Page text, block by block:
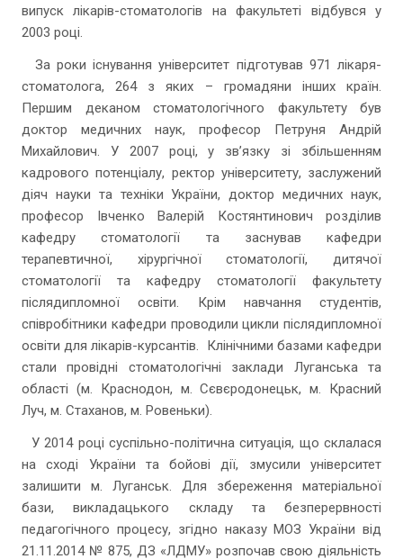
випуск лікарів-стоматологів на факультеті відбувся у
2003 році.
За роки існування університет підготував 971 лікаря-
стоматолога, 264 з яких – громадяни інших країн.
Першим деканом стоматологічного факультету був
доктор медичних наук, професор Петруня Андрій
Михайлович. У 2007 році, у зв’язку зі збільшенням
кадрового потенціалу, ректор університету, заслужений
діяч науки та техніки України, доктор медичних наук,
професор Івченко Валерій Костянтинович розділив
кафедру стоматології та заснував кафедри
терапевтичної, хірургічної стоматології, дитячої
стоматології та кафедру стоматології факультету
післядипломної освіти. Крім навчання студентів,
співробітники кафедри проводили цикли післядипломної
освіти для лікарів-курсантів. Клінічними базами кафедри
стали провідні стоматологічні заклади Луганська та
області (м. Краснодон, м. Сєвєродонецьк, м. Красний
Луч, м. Стаханов, м. Ровеньки).
У 2014 році суспільно-політична ситуація, що склалася
на сході України та бойові дії, змусили університет
залишити м. Луганськ. Для збереження матеріальної
бази, викладацького складу та безперервності
педагогічного процесу, згідно наказу МОЗ України від
21.11.2014 № 875, ДЗ «ЛДМУ» розпочав свою діяльність